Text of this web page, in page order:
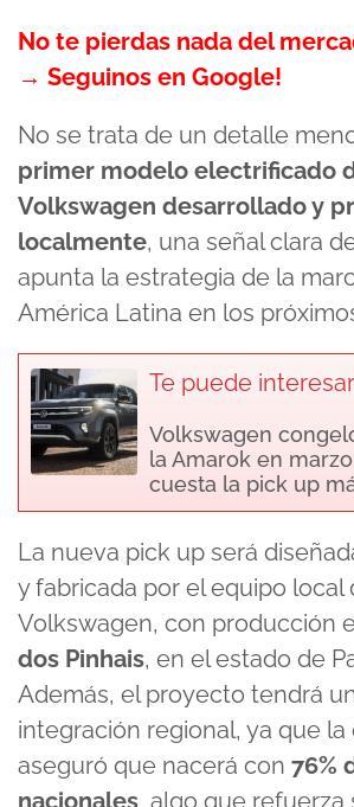
No te pierdas nada del
→ Seguinos en Google!
No se trata de un detalle
primer modelo electrificado
Volkswagen desarrollado y
localmente, una señal clara
apunta la estrategia de la
América Latina en los
Te puede
Volkswagen
la Amarok en
cuesta la pick up
La nueva pick up será
y fabricada por el equipo local
Volkswagen, con producción
dos Pinhais, en el estado de
Además, el proyecto tendrá
integración regional, ya que la
aseguró que nacerá con 76%
nacionales, algo que refuerza